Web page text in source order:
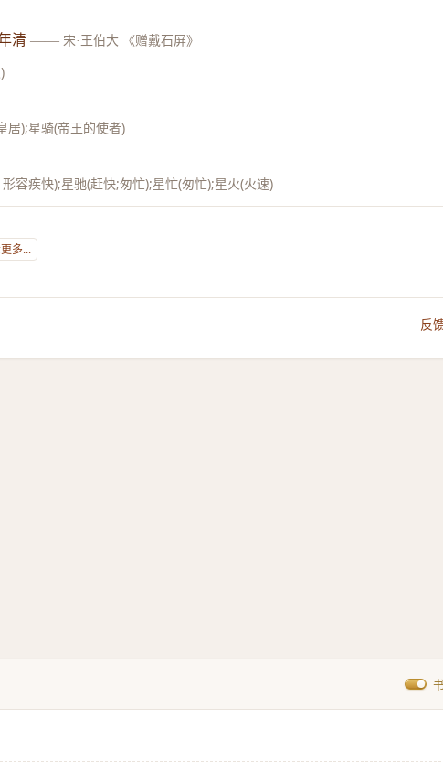
清 —— 宋·王伯大 《赠戴石屏》
居);星骑(帝王的使者)
容疾快);星驰(赶快;匆忙);星忙(匆忙);星火(火速)
多...
反